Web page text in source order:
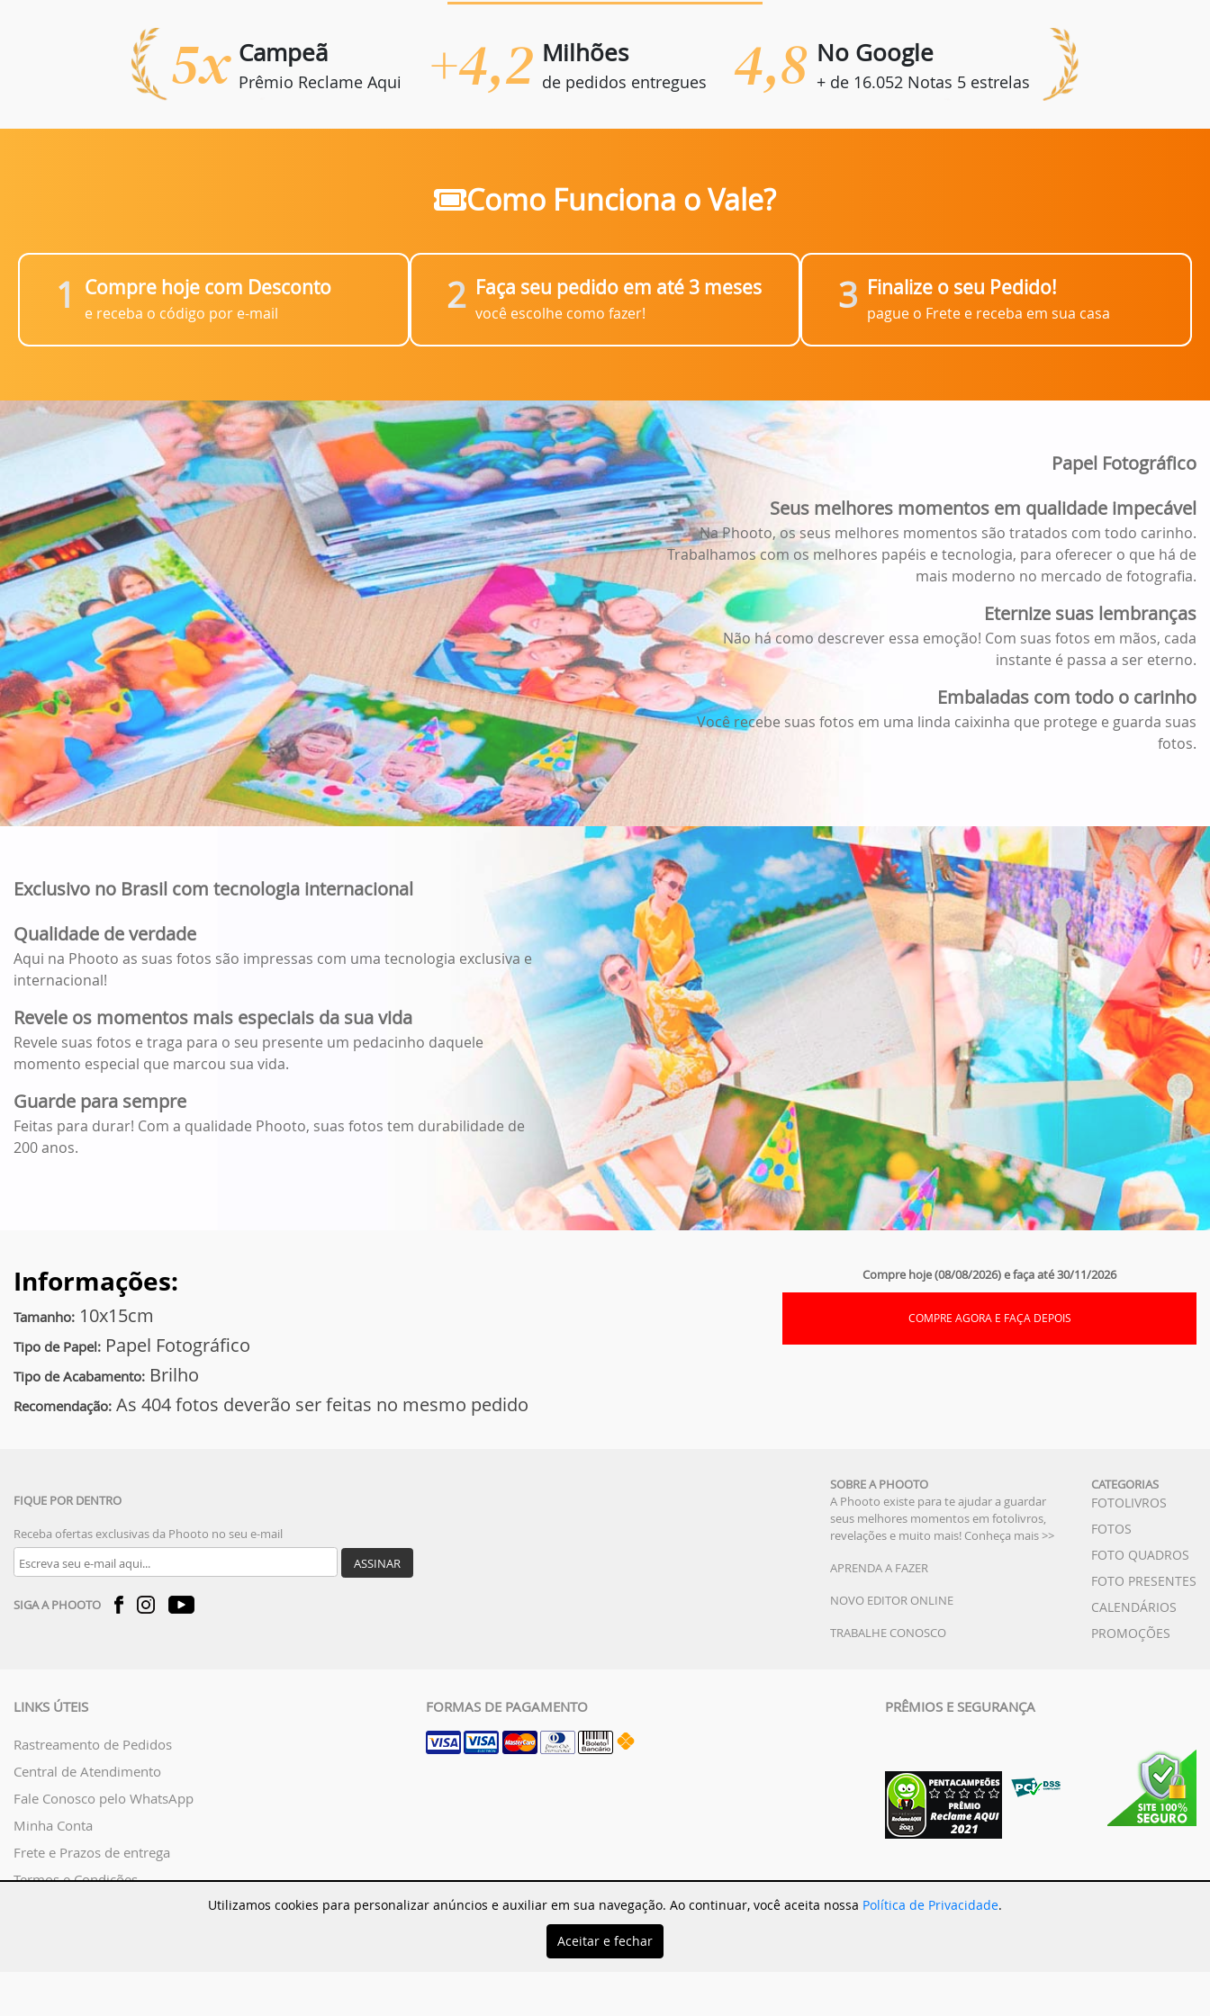
5x Campeã
Prêmio Reclame Aqui +4,2 Milhões
de pedidos entregues 4,8 No Google
+ de 16.052 Notas 5 estrelas
Como Funciona o Vale?
1 Compre hoje com Desconto
e receba o código por e-mail 2 Faça seu pedido em até 3 meses
você escolhe como fazer! 3 Finalize o seu Pedido!
pague o Frete e receba em sua casa
Papel Fotográfico
Seus melhores momentos em qualidade impecável
Na Phooto, os seus melhores momentos são tratados com todo carinho.
Trabalhamos com os melhores papéis e tecnologia, para oferecer o que há de
mais moderno no mercado de fotografia.
Eternize suas lembranças
Não há como descrever essa emoção! Com suas fotos em mãos, cada
instante é passa a ser eterno.
Embaladas com todo o carinho
Você recebe suas fotos em uma linda caixinha que protege e guarda suas
fotos.
Exclusivo no Brasil com tecnologia internacional
Qualidade de verdade
Aqui na Phooto as suas fotos são impressas com uma tecnologia exclusiva e
internacional!
Revele os momentos mais especiais da sua vida
Revele suas fotos e traga para o seu presente um pedacinho daquele
momento especial que marcou sua vida.
Guarde para sempre
Feitas para durar! Com a qualidade Phooto, suas fotos tem durabilidade de
200 anos.
Informações:
Tamanho: 10x15cm
Tipo de Papel: Papel Fotográfico
Tipo de Acabamento: Brilho
Recomendação: As 404 fotos deverão ser feitas no mesmo pedido
Compre hoje (08/08/2026) e faça até 30/11/2026
COMPRE AGORA E FAÇA DEPOIS
FIQUE POR DENTRO
Receba ofertas exclusivas da Phooto no seu e-mail
ASSINAR
Obrigado por se cadastrar na
Aproveite e receba as novidades e ofertas exclusivas da
?
SIGA A PHOOTO
SOBRE A PHOOTO
A Phooto existe para te ajudar a guardar
seus melhores momentos em fotolivros,
revelações e muito mais! Conheça mais >>
APRENDA A FAZER
NOVO EDITOR ONLINE
TRABALHE CONOSCO
CATEGORIAS
FOTOLIVROS
FOTOS
FOTO QUADROS
FOTO PRESENTES
CALENDÁRIOS
PROMOÇÕES
LINKS ÚTEIS
Rastreamento de Pedidos
Central de Atendimento
Fale Conosco pelo WhatsApp
Minha Conta
Frete e Prazos de entrega
Termos e Condições
FORMAS DE PAGAMENTO PRÊMIOS E SEGURANÇA
Utilizamos cookies para personalizar anúncios e auxiliar em sua navegação. Ao continuar, você aceita nossa Política de Privacidade.
Aceitar e fechar